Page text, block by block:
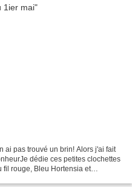
ai pas trouvé un brin! Alors j'ai fait
dédie ces petites clochettes
fil rouge, Bleu Hortensia et